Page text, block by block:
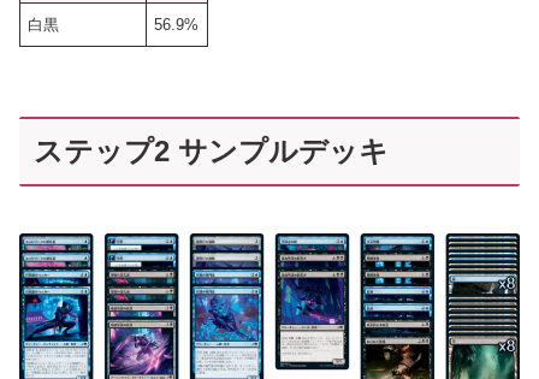
白黒 56.9%
ステップ2 サンプルデッキ